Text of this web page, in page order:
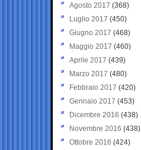
Agosto 2017 (368)
Luglio 2017 (450)
Giugno 2017 (468)
Maggio 2017 (460)
Aprile 2017 (439)
Marzo 2017 (480)
Febbraio 2017 (420)
Gennaio 2017 (453)
Dicembre 2016 (438)
Novembre 2016 (438)
Ottobre 2016 (424)